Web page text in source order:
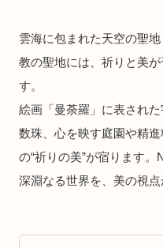
雲海に包まれた天空の聖
教の聖地には、祈りと美
す。
絵画「曼荼羅」に表され
数珠、心を映す庭園や精
の“祈りの美”が宿ります
深淵なる世界を、美の視点